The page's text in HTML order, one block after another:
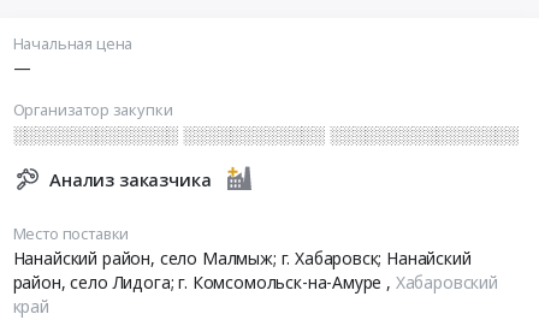
Начальная цена
—
Организатор закупки
░░░░░░░░░░░░░░ ░░░░░░░░░░░░ ░░░░░░░░░░░░░░░░
Анализ заказчика
Место поставки
Нанайский район, село Малмыж; г. Хабаровск; Нанайский
район, село Лидога; г. Комсомольск-на-Амуре , Хабаровский
край